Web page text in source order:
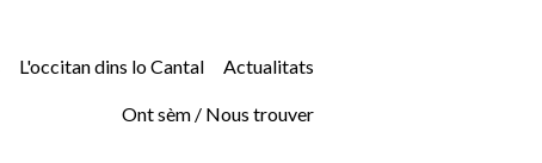
L'occitan dins lo Cantal Actualitats
Ont sèm / Nous trouver